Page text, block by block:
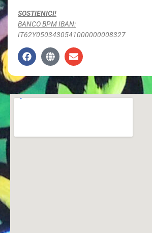
SOSTIENICI!
BANCO BPM IBAN:
IT62Y0503430541000000008327